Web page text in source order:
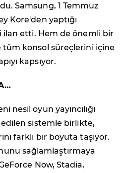
Samsung, 1 Temmuz
Kore'den yaptığı
ilan etti. Hem de önemli bir
tüm konsol süreçlerini içine
kapsıyor.
nesil oyun yayıncılığı
sistemle birlikte,
farklı bir boyuta taşıyor.
sağlamlaştırmaya
Now, Stadia,